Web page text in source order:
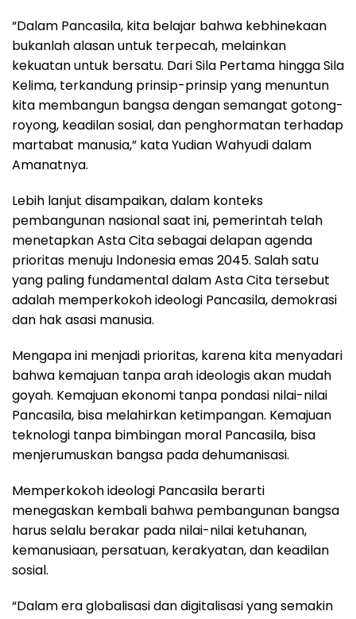
“Dalam Pancasila, kita belajar bahwa kebhinekaan
bukanlah alasan untuk terpecah, melainkan
kekuatan untuk bersatu. Dari Sila Pertama hingga Sila
Kelima, terkandung prinsip-prinsip yang menuntun
kita membangun bangsa dengan semangat gotong-
royong, keadilan sosial, dan penghormatan terhadap
martabat manusia,” kata Yudian Wahyudi dalam
Amanatnya.
Lebih lanjut disampaikan, dalam konteks
pembangunan nasional saat ini, pemerintah telah
menetapkan Asta Cita sebagai delapan agenda
prioritas menuju lndonesia emas 2045. Salah satu
yang paling fundamental dalam Asta Cita tersebut
adalah memperkokoh ideologi Pancasila, demokrasi
dan hak asasi manusia.
Mengapa ini menjadi prioritas, karena kita menyadari
bahwa kemajuan tanpa arah ideologis akan mudah
goyah. Kemajuan ekonomi tanpa pondasi nilai-nilai
Pancasila, bisa melahirkan ketimpangan. Kemajuan
teknologi tanpa bimbingan moral Pancasila, bisa
menjerumuskan bangsa pada dehumanisasi.
Memperkokoh ideologi Pancasila berarti
menegaskan kembali bahwa pembangunan bangsa
harus selalu berakar pada nilai-nilai ketuhanan,
kemanusiaan, persatuan, kerakyatan, dan keadilan
sosial.
“Dalam era globalisasi dan digitalisasi yang semakin